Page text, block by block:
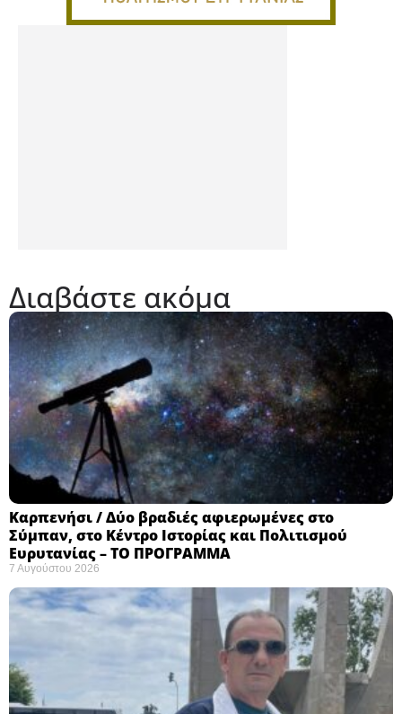
Διαβάστε ακόμα
Καρπενήσι / Δύο βραδιές αφιερωμένες στο
Σύμπαν, στο Κέντρο Ιστορίας και Πολιτισμού
Ευρυτανίας – ΤΟ ΠΡΟΓΡΑΜΜΑ
7 Αυγούστου 2026